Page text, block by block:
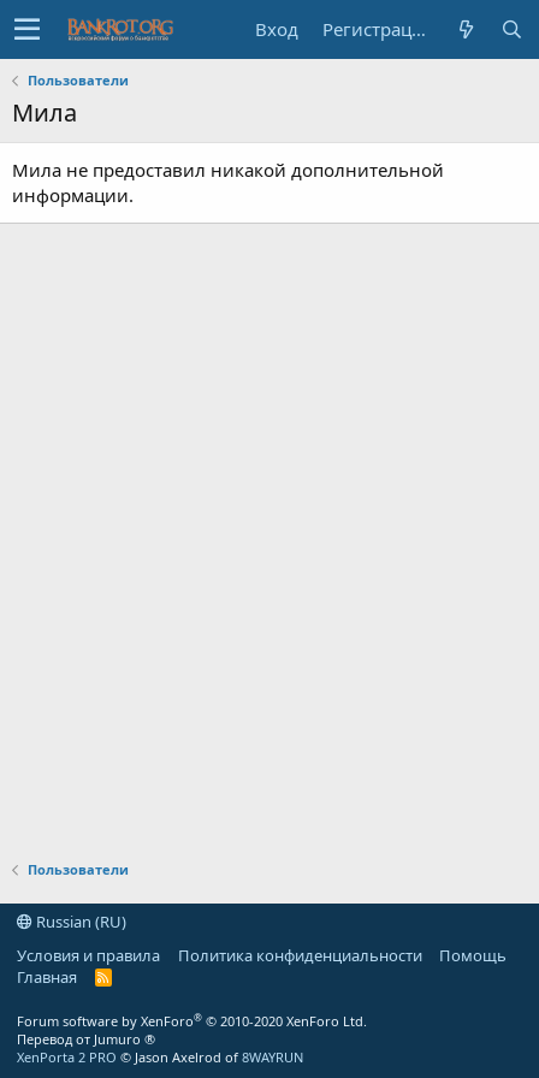
Вход Регистрация
Пользователи
Мила
Мила не предоставил никакой дополнительной
информации.
Пользователи
Russian (RU)
Условия и правила
Политика конфиденциальности
Помощь
Главная
R
Forum software by XenForo® © 2010-2020 XenForo Ltd.
Перевод от Jumuro ®
XenPorta 2 PRO © Jason Axelrod of 8WAYRUN